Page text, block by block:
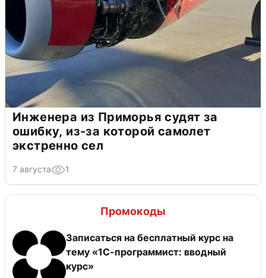
Инженера из Приморья судят за
ошибку, из-за которой самолет
экстренно сел
7 августа 1
Промокоды
Записаться на бесплатный курс на
тему «1С-программист: вводный
курс»